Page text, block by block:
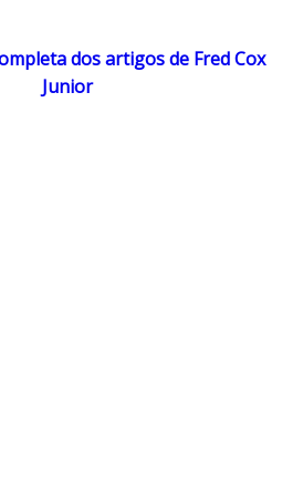
dos artigos de Fred Cox
Junior